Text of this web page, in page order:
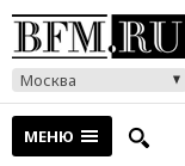
Москва
МЕНЮ